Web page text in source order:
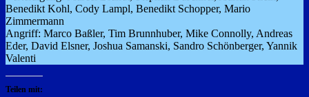
Benedikt Kohl, Cody Lampl, Benedikt Schopper, Mario
Zimmermann
Angriff: Marco Baßler, Tim Brunnhuber, Mike Connolly, Andreas
Eder, David Elsner, Joshua Samanski, Sandro Schönberger, Yannik
Valenti
Teilen mit: